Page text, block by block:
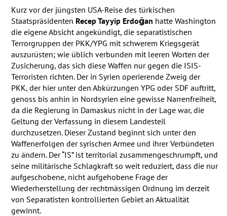
Kurz vor der jüngsten USA-Reise des türkischen
Staatspräsidenten Recep Tayyip Erdoğan hatte Washington
die eigene Absicht angekündigt, die separatistischen
Terrorgruppen der PKK/YPG mit schwerem Kriegsgerät
auszurüsten; wie üblich verbunden mit leeren Worten der
Zusicherung, das sich diese Waffen nur gegen die ISIS-
Terroristen richten. Der in Syrien operierende Zweig der
PKK, der hier unter den Abkürzungen YPG oder SDFauftritt,
genoss bis anhin in Nordsyrien eine gewisse Narrenfreiheit,
da die Regierung in Damaskus nicht in der Lage war, die
Geltung der Verfassung in diesem Landesteil
durchzusetzen. Dieser Zustand beginnt sich unter den
Waffenerfolgen der syrischen Armee und ihrer Verbündeten
zu ändern. Der “IS” ist territorial zusammengeschrumpft, und
seine militärische Schlagkraft so weit reduziert, dass die nur
aufgeschobene, nicht aufgehobene Frage der
Wiederherstellung der rechtmässigen Ordnung im derzeit
von Separatisten kontrollierten Gebiet an Aktualität
gewinnt.